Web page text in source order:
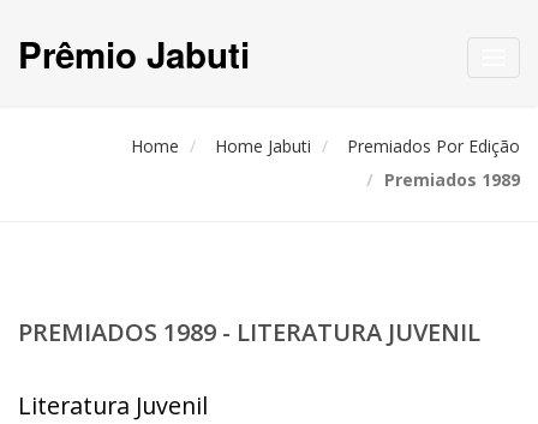
Prêmio Jabuti
Home Home Jabuti
Premiados Por Edição
Premiados 1989
PREMIADOS 1989 - LITERATURA JUVENIL
Literatura Juvenil